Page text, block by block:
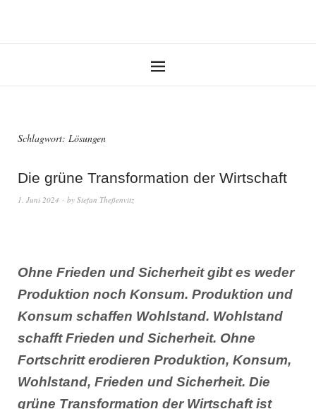
Schlagwort: Lösungen
Die grüne Transformation der Wirtschaft
1. Juni 2024 by Stefan Theßenvitz
Ohne Frieden und Sicherheit gibt es weder
Produktion noch Konsum. Produktion und
Konsum schaffen Wohlstand. Wohlstand
schafft Frieden und Sicherheit. Ohne
Fortschritt erodieren Produktion, Konsum,
Wohlstand, Frieden und Sicherheit. Die
grüne Transformation der Wirtschaft ist